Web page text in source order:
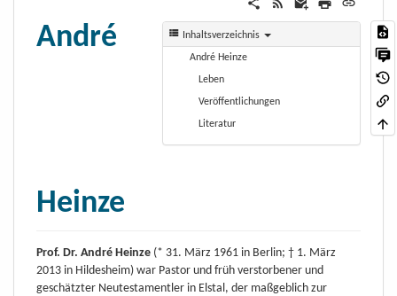
Inhaltsverzeichnis
André Heinze
Leben
Veröffentlichungen
Literatur
André
Heinze
Prof. Dr. André Heinze (* 31. März 1961 in Berlin; † 1. März
2013 in Hildesheim) war Pastor und früh verstorbener und
geschätzter Neutestamentler in Elstal, der maßgeblich zur